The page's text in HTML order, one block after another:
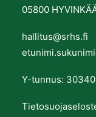
05800
hallitus@srhs.fi
Y-tunnus: